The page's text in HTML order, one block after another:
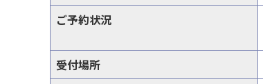
ご予約状況
受付場所